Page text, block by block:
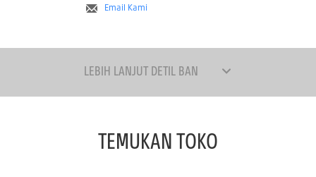
Email Kami
LEBIH LANJUT DETIL BAN
TEMUKAN TOKO